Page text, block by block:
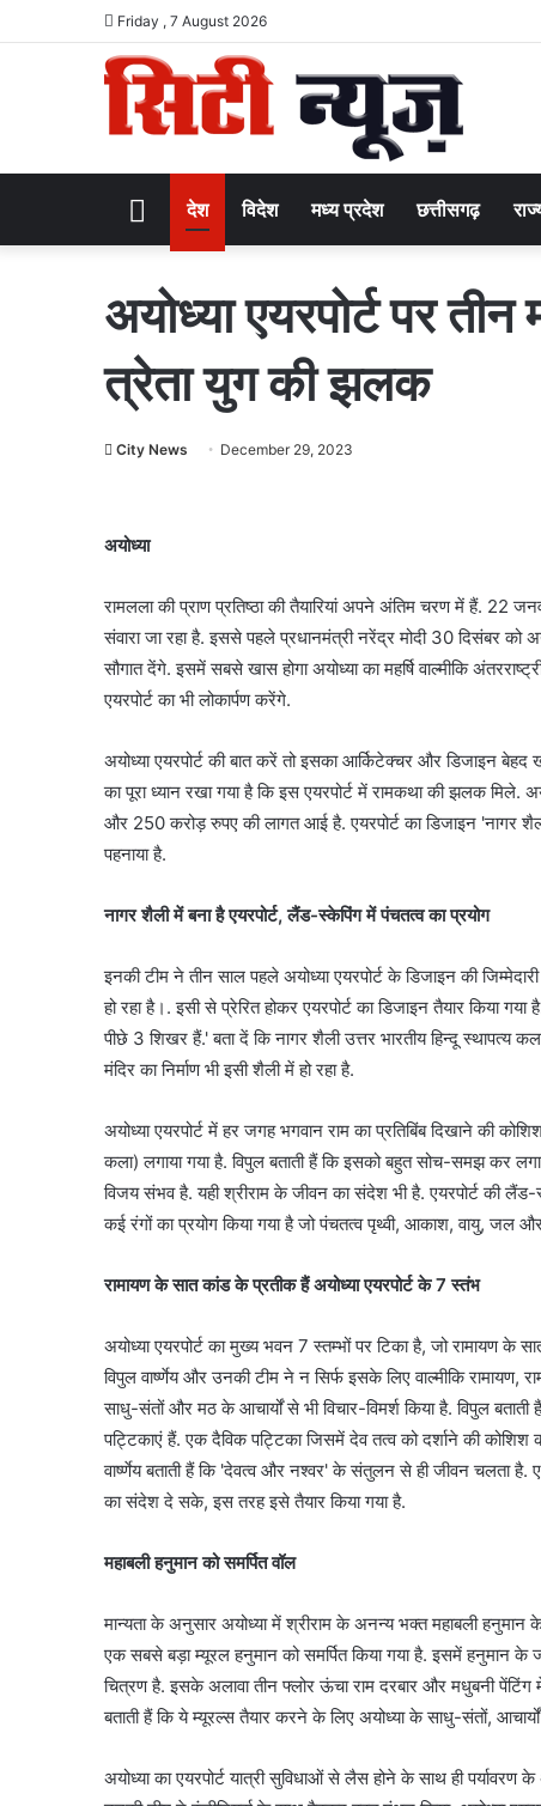
Friday , 7 August 2026
Homeदेश विदेश मध्य प्रदेश छत्तीसगढ़
अयोध्या एयरपोर्ट पर
त्रेता युग की झलक
City News December 29, 2023
अयोध्या
रामलला की प्राण प्रतिष्ठा की तैयारियां अपने अंतिम चरण में हैं. 22
संवारा जा रहा है. इससे पहले प्रधानमंत्री नरेंद्र मोदी 30 दिसंबर
सौगात देंगे. इसमें सबसे खास होगा अयोध्या का महर्षि वाल्मीकि
एयरपोर्ट का भी लोकार्पण करेंगे.
अयोध्या एयरपोर्ट की बात करें तो इसका आर्किटेक्चर और डिजाइन
का पूरा ध्यान रखा गया है कि इस एयरपोर्ट में रामकथा की झलक मिले.
और 250 करोड़ रुपए की लागत आई है. एयरपोर्ट का डिजाइन 'नागर
पहनाया है.
नागर शैली में बना है एयरपोर्ट, लैंड-स्केपिंग में पंचतत्व का प्रयोग
इनकी टीम ने तीन साल पहले अयोध्या एयरपोर्ट के डिजाइन की
हो रहा है।. इसी से प्रेरित होकर एयरपोर्ट का डिजाइन तैयार किया
पीछे 3 शिखर हैं.' बता दें कि नागर शैली उत्तर भारतीय हिन्दू स्थापत्य
मंदिर का निर्माण भी इसी शैली में हो रहा है.
अयोध्या एयरपोर्ट में हर जगह भगवान राम का प्रतिबिंब दिखाने की
कला) लगाया गया है. विपुल बताती हैं कि इसको बहुत सोच-समझ कर
विजय संभव है. यही श्रीराम के जीवन का संदेश भी है. एयरपोर्ट की लैंड-
कई रंगों का प्रयोग किया गया है जो पंचतत्व पृथ्वी, आकाश, वायु, जल
रामायण के सात कांड के प्रतीक हैं अयोध्या एयरपोर्ट के 7 स्तंभ
अयोध्या एयरपोर्ट का मुख्य भवन 7 स्तम्भों पर टिका है, जो रामायण
विपुल वार्ष्णेय और उनकी टीम ने न सिर्फ इसके लिए वाल्मीकि रामायण,
साधु-संतों और मठ के आचार्यों से भी विचार-विमर्श किया है. विपुल
पट्टिकाएं हैं. एक दैविक पट्टिका जिसमें देव तत्व को दर्शाने की
वार्ष्णेय बताती हैं कि 'देवत्व और नश्वर' के संतुलन से ही जीवन चलता
का संदेश दे सके, इस तरह इसे तैयार किया गया है.
महाबली हनुमान को समर्पित वॉल
मान्यता के अनुसार अयोध्या में श्रीराम के अनन्य भक्त महाबली हनुमान के
एक सबसे बड़ा म्यूरल हनुमान को समर्पित किया गया है. इसमें हनुमान
चित्रण है. इसके अलावा तीन फ्लोर ऊंचा राम दरबार और मधुबनी पेंटिंग
बताती हैं कि ये म्यूरल्स तैयार करने के लिए अयोध्या के साधु-संतों,
अयोध्या का एयरपोर्ट यात्री सुविधाओं से लैस होने के साथ ही पर्यावरण